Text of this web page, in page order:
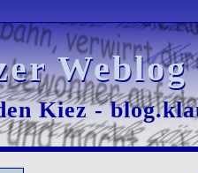
Kiez -
Kiez -